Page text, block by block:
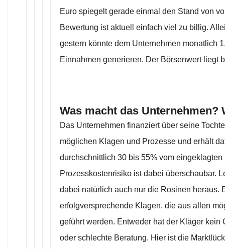
Euro spiegelt gerade einmal den Stand von
Bewertung ist aktuell einfach viel zu billig.
gestern könnte dem Unternehmen monatlich
Einnahmen generieren. Der Börsenwert liegt
Was macht das Unternehmen?
Das Unternehmen finanziert über seine
möglichen Klagen und Prozesse und erhält
durchschnittlich 30 bis 55% vom eingeklagten
Prozesskostenrisiko ist dabei überschaubar.
dabei natürlich auch nur die Rosinen heraus.
erfolgversprechende Klagen, die aus allen
geführt werden. Entweder hat der Kläger kein
oder schlechte Beratung. Hier ist die